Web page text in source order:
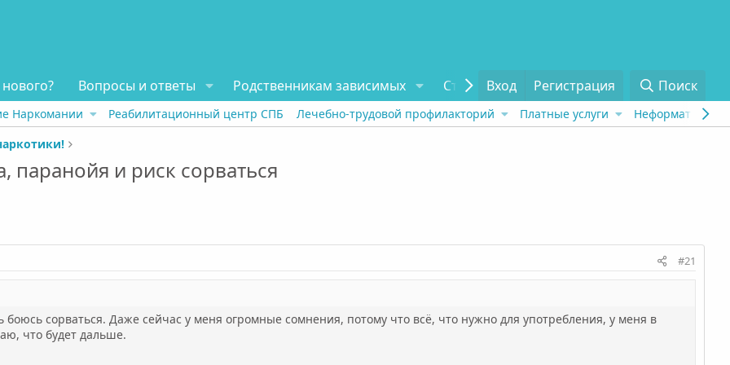
Вопросы и ответы Родственникам зависимых Статьи Отзывы О проекте
Вход Регистрация Поиск
Наркомании Реабилитационный центр СПБ Лечебно-трудовой профилакторий Платные услуги Неформат
паранойя и риск сорваться
#21
сорваться. Даже сейчас у меня огромные сомнения, потому что всё, что нужно для употребления, у меня в
что будет дальше.